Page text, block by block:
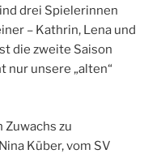
drei Spielerinnen
– Kathrin, Lena und
die zweite Saison
nur unsere „alten“
Zuwachs zu
Küber, vom SV